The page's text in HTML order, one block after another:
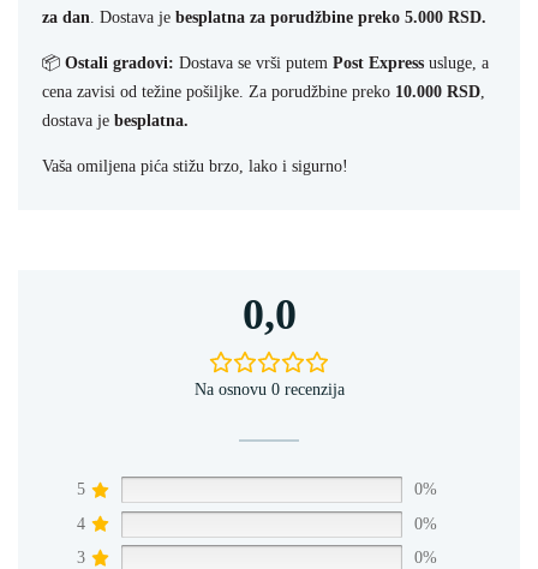
za dan. Dostava je besplatna za porudžbine preko 5.000 RSD.
📦 Ostali gradovi: Dostava se vrši putem Post Express usluge, a
cena zavisi od težine pošiljke. Za porudžbine preko 10.000 RSD,
dostava je besplatna.
Vaša omiljena pića stižu brzo, lako i sigurno!
0,0
Na osnovu 0 recenzija
5
0%
4
0%
3
0%